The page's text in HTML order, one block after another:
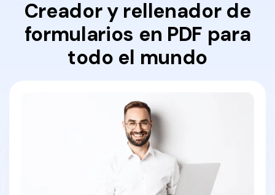
Creador y rellenador de
formularios en PDF para
todo el mundo